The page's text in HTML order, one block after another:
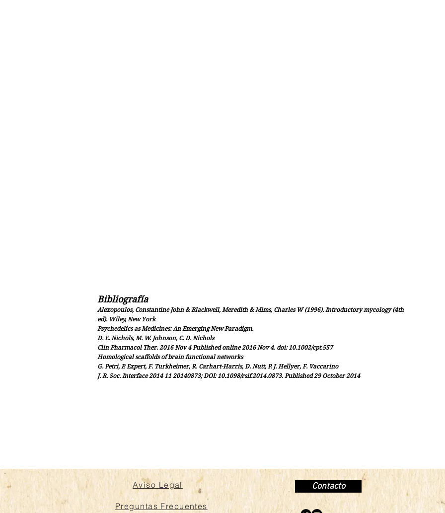
Bibliografía
Alexopoulos, Constantine John & Blackwell, Meredith & Mims, Charles W (1996). Introductory mycology (4th
ed). Wiley, New York
Psychedelics as Medicines: An Emerging New Paradigm.
D. E. Nichols, M. W. Johnson, C. D. Nichols
Clin Pharmacol Ther. 2016 Nov 4 Published online 2016 Nov 4. doi: 10.1002/cpt.557
Homological scaffolds of brain functional networks
G. Petri, P. Expert, F. Turkheimer, R. Carhart-Harris, D. Nutt, P. J. Hellyer, F. Vaccarino
J. R. Soc. Interface 2014 11 20140873; DOI: 10.1098/rsif.2014.0873. Published 29 October 2014
Aviso Legal
Preguntas Frecuentes
Contacto